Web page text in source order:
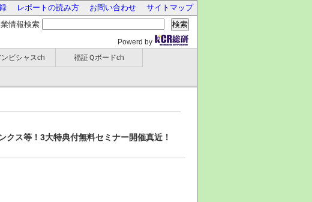
レポートの読み方 お問い合わせ
サイトマップ
情報検索
検索
Powerd by
ビシャスch 福証Ｑボードch
ス等！3大特典付無料セミナー開催真近！